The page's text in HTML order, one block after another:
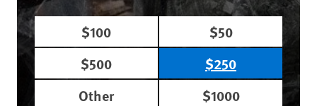
$50
$100
$250
$500
$1000
Other